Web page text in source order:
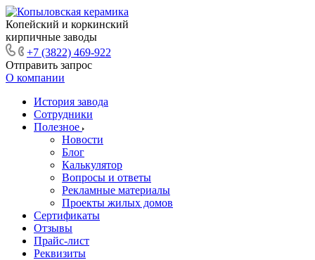
Копейский и коркинский
кирпичные заводы
+7 (3822) 469-922
Отправить запрос
О компании
История завода
Сотрудники
Полезное
Новости
Блог
Калькулятор
Вопросы и ответы
Рекламные материалы
Проекты жилых домов
Сертификаты
Отзывы
Прайс-лист
Реквизиты